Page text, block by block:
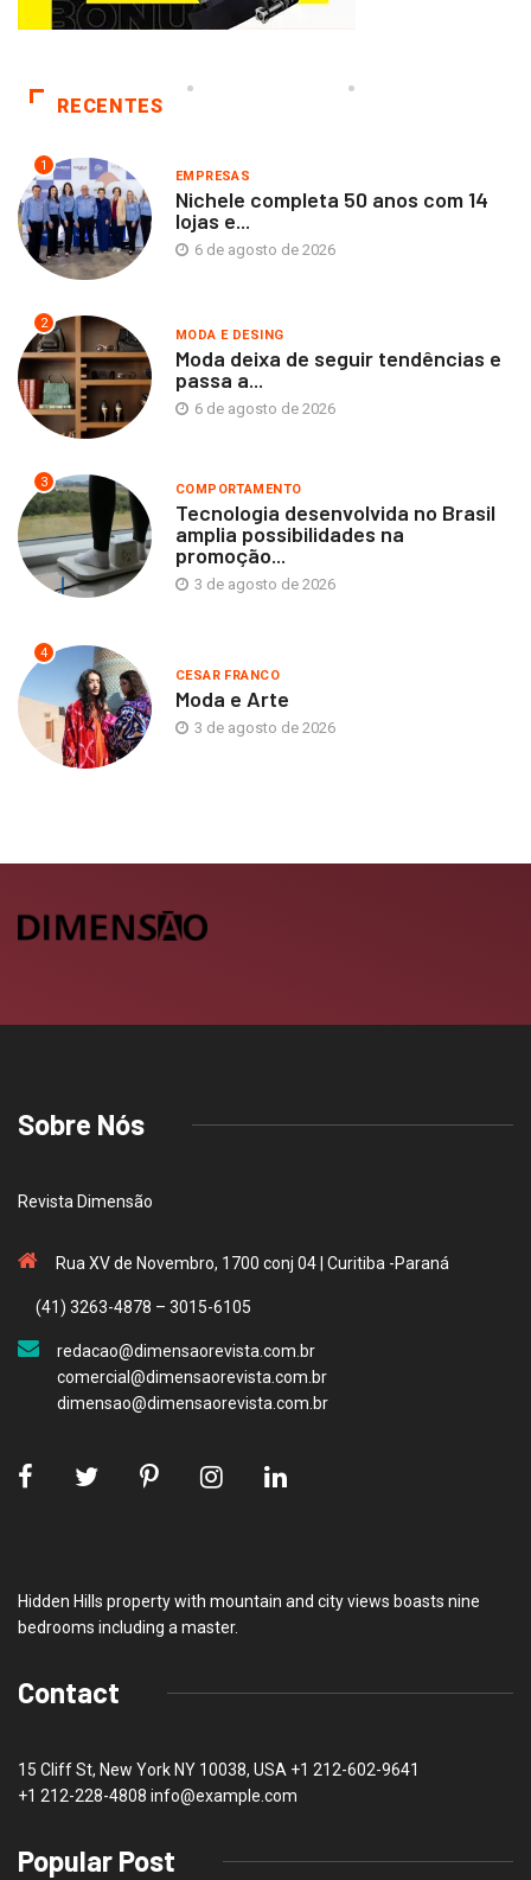
RECENTES
1
EMPRESAS
Nichele completa 50 anos com 14
lojas e...
6 de agosto de 2026
2
MODA E DESING
Moda deixa de seguir tendências e
passa a...
6 de agosto de 2026
3 COMPORTAMENTO
Tecnologia desenvolvida no Brasil
amplia possibilidades na
promoção...
3 de agosto de 2026
4
CESAR FRANCO
Moda e Arte
3 de agosto de 2026
Sobre Nós
Revista Dimensão
Rua XV de Novembro, 1700 conj 04 | Curitiba -Paraná
(41) 3263-4878 – 3015-6105
redacao@dimensaorevista.com.br
comercial@dimensaorevista.com.br
dimensao@dimensaorevista.com.br
Hidden Hills property with mountain and city views boasts nine
bedrooms including a master.
Contact
15 Cliff St, New York NY 10038, USA +1 212-602-9641
+1 212-228-4808 info@example.com
Popular Post